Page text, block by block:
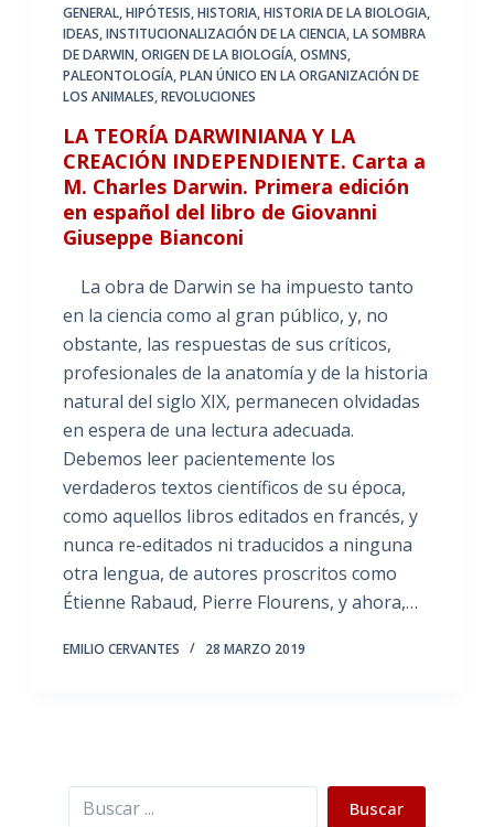
GENERAL,HIPÓTESIS,HISTORIA,HISTORIA DE LA BIOLOGIA,
IDEAS,INSTITUCIONALIZACIÓN DE LA CIENCIA,LA SOMBRA
DE DARWIN,ORIGEN DE LA BIOLOGÍA,OSMNS,
PALEONTOLOGÍA,PLAN ÚNICO EN LA ORGANIZACIÓN DE
LOS ANIMALES,REVOLUCIONES
LA TEORÍA DARWINIANA Y LA
CREACIÓN INDEPENDIENTE. Carta a
M. Charles Darwin. Primera edición
en español del libro de Giovanni
Giuseppe Bianconi
La obra de Darwin se ha impuesto tanto
en la ciencia como al gran público, y, no
obstante, las respuestas de sus críticos,
profesionales de la anatomía y de la historia
natural del siglo XIX, permanecen olvidadas
en espera de una lectura adecuada.
Debemos leer pacientemente los
verdaderos textos científicos de su época,
como aquellos libros editados en francés, y
nunca re-editados ni traducidos a ninguna
otra lengua, de autores proscritos como
Étienne Rabaud, Pierre Flourens, y ahora,…
EMILIO CERVANTES 28 MARZO 2019
Buscar Buscar